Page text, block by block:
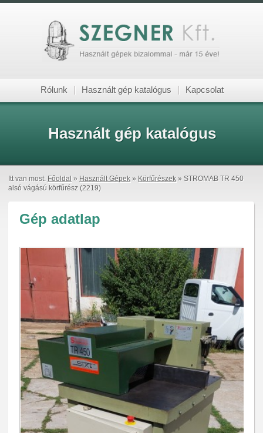
Rólunk Használt gép katalógus Kapcsolat
Használt gép katalógus
Itt van most: Főoldal » Használt Gépek » Körfűrészek » STROMAB TR 450
alsó vágású körfűrész (2219)
Gép adatlap